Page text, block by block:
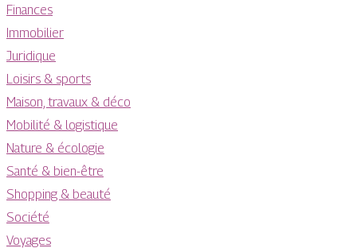
Finances
Immobilier
Juridique
Loisirs & sports
Maison, travaux & déco
Mobilité & logistique
Nature & écologie
Santé & bien-être
Shopping & beauté
Société
Voyages